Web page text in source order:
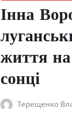
Інна
життя на
сонці
Терещенко